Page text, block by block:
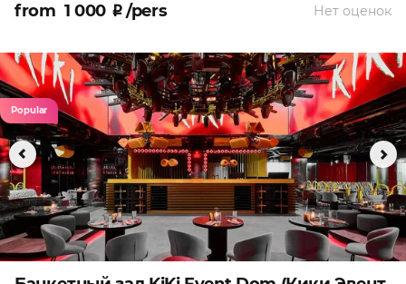
Нет оценок
from 1 000 ₽/pers
Popular